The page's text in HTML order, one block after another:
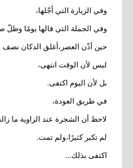
وفي الزيارة التي أجّلها،
وفي الجملة التي قالها يومًا
حين أذّن العصر،أغلق الدكان نصف
ليس لأن الوقت انتهى،
بل لأن اليوم اكتفى.
في طريق العودة،
لاحظ أن الشجرة عند الزاوية ما
لم تكبر كثيرًا،ولم تمت.
اكتفى بذلك...